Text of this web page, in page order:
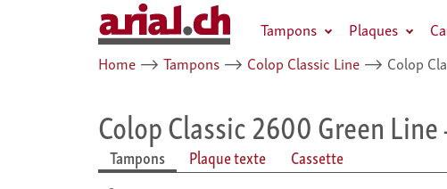
Tampons Plaques
Home ⟶ Tampons ⟶ Colop Classic Line ⟶ Colop
Colop Classic 2600 Green Line
Tampons Plaque texte Cassette